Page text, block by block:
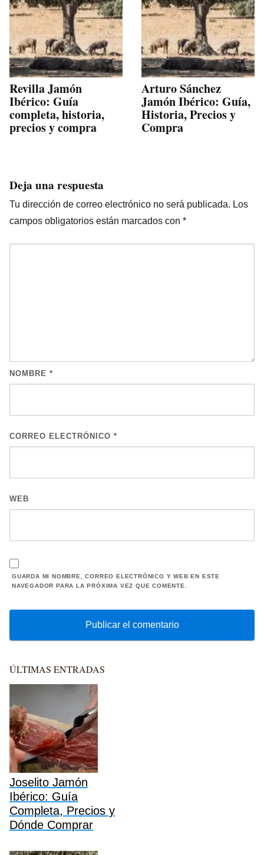
Revilla Jamón
Ibérico: Guía
completa, historia,
precios y compra
Arturo Sánchez
Jamón Ibérico: Guía,
Historia, Precios y
Compra
Deja una respuesta
Tu dirección de correo electrónico no será publicada. Los
campos obligatorios están marcados con *
NOMBRE *
CORREO ELECTRÓNICO *
WEB
GUARDA MI NOMBRE, CORREO ELECTRÓNICO Y WEB EN ESTE
NAVEGADOR PARA LA PRÓXIMA VEZ QUE COMENTE.
ÚLTIMAS ENTRADAS
Joselito Jamón
Ibérico: Guía
Completa, Precios y
Dónde Comprar